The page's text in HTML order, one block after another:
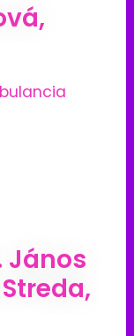
János